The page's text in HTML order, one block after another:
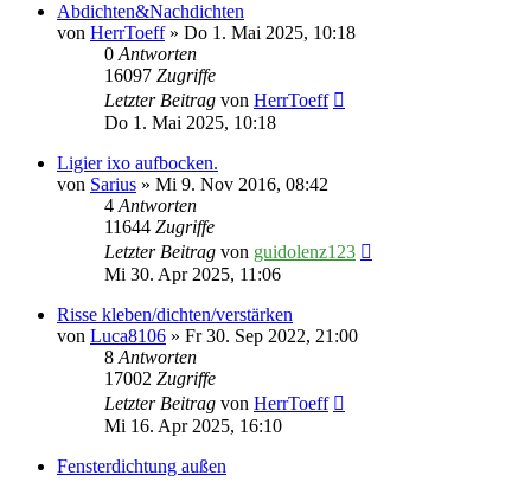
Abdichten&Nachdichten
von HerrToeff» Do 1. Mai 2025, 10:18
0Antworten
16097 Zugriffe
Letzter Beitrag von HerrToeff
Do 1. Mai 2025, 10:18
Ligier ixo aufbocken.
von Sarius » Mi 9. Nov 2016, 08:42
4Antworten
11644 Zugriffe
Letzter Beitrag von guidolenz123
Mi 30. Apr 2025, 11:06
Risse kleben/dichten/verstärken
von Luca8106 » Fr 30. Sep 2022, 21:00
8Antworten
17002 Zugriffe
Letzter Beitrag von HerrToeff
Mi 16. Apr 2025, 16:10
Fensterdichtung außen